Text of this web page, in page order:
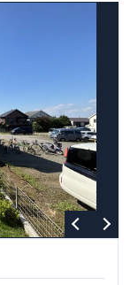
います。
れているか、建
を保証していま